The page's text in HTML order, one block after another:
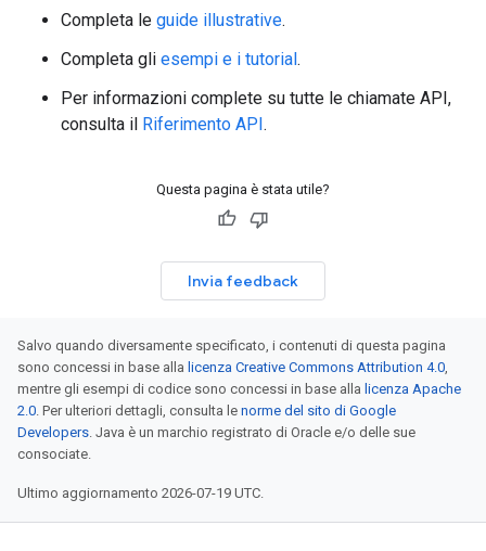
Completa le guide illustrative.
Completa gli esempi e i tutorial.
Per informazioni complete su tutte le chiamate API,
consulta il Riferimento API.
Questa pagina è stata utile?
Invia feedback
Salvo quando diversamente specificato, i contenuti di questa pagina
sono concessi in base alla licenza Creative Commons Attribution 4.0,
mentre gli esempi di codice sono concessi in base alla licenza Apache
2.0. Per ulteriori dettagli, consulta le norme del sito di Google
Developers. Java è un marchio registrato di Oracle e/o delle sue
consociate.
Ultimo aggiornamento 2026-07-19 UTC.